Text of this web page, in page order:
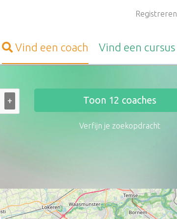
Registreren
Vind een coach Vind een cursus
+ Toon 12 coaches
Verfijn je zoekopdracht